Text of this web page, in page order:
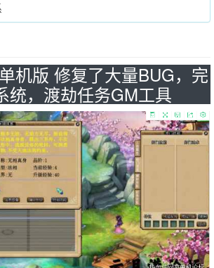
机版 修复了大量BUG，完
统，渡劫任务GM工具